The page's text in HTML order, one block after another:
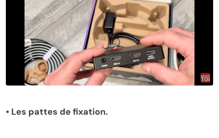
• Les pattes de fixation.